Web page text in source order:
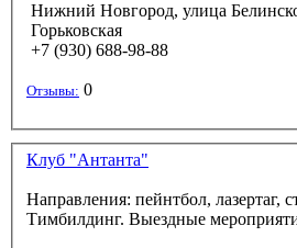
Нижний Новгород, улица
Горьковская
+7 (930) 688-98-88
Отзывы: 0
Клуб "Антанта"
Направления: пейнтбол, лазертаг,
Тимбилдинг. Выездные